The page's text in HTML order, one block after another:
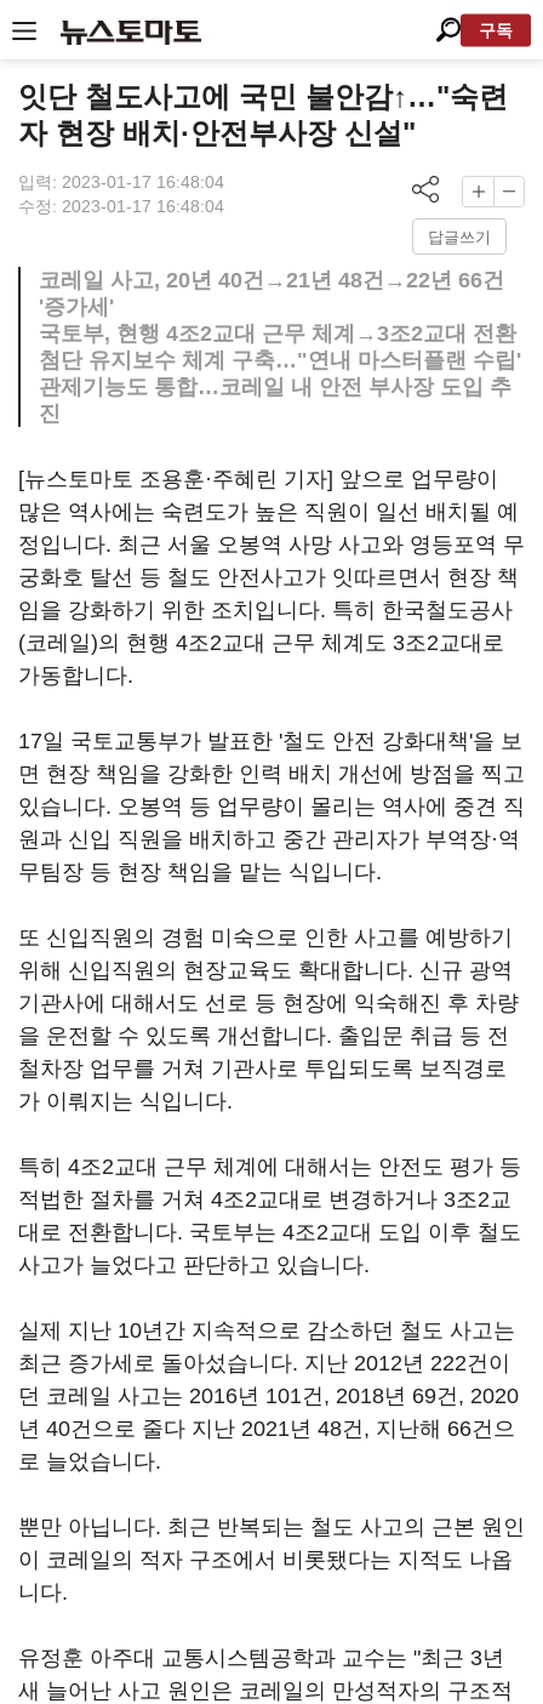
구독
잇단 철도사고에 국민 불안감↑…"숙련
자 현장 배치·안전부사장 신설"
입력: 2023-01-17 16:48:04
수정: 2023-01-17 16:48:04
답글쓰기
코레일 사고, 20년 40건→21년 48건→22년 66건
'증가세'
국토부, 현행 4조2교대 근무 체계→3조2교대 전환
첨단 유지보수 체계 구축…"연내 마스터플랜 수립'
관제기능도 통합…코레일 내 안전 부사장 도입 추
진
[뉴스토마토 조용훈·주혜린 기자] 앞으로 업무량이
많은 역사에는 숙련도가 높은 직원이 일선 배치될 예
정입니다. 최근 서울 오봉역 사망 사고와 영등포역 무
궁화호 탈선 등 철도 안전사고가 잇따르면서 현장 책
임을 강화하기 위한 조치입니다. 특히 한국철도공사
(코레일)의 현행 4조2교대 근무 체계도 3조2교대로
가동합니다.
17일 국토교통부가 발표한 '철도 안전 강화대책'을 보
면 현장 책임을 강화한 인력 배치 개선에 방점을 찍고
있습니다. 오봉역 등 업무량이 몰리는 역사에 중견 직
원과 신입 직원을 배치하고 중간 관리자가 부역장·역
무팀장 등 현장 책임을 맡는 식입니다.
또 신입직원의 경험 미숙으로 인한 사고를 예방하기
위해 신입직원의 현장교육도 확대합니다. 신규 광역
기관사에 대해서도 선로 등 현장에 익숙해진 후 차량
을 운전할 수 있도록 개선합니다. 출입문 취급 등 전
철차장 업무를 거쳐 기관사로 투입되도록 보직경로
가 이뤄지는 식입니다.
특히 4조2교대 근무 체계에 대해서는 안전도 평가 등
적법한 절차를 거쳐 4조2교대로 변경하거나 3조2교
대로 전환합니다. 국토부는 4조2교대 도입 이후 철도
사고가 늘었다고 판단하고 있습니다.
실제 지난 10년간 지속적으로 감소하던 철도 사고는
최근 증가세로 돌아섰습니다. 지난 2012년 222건이
던 코레일 사고는 2016년 101건, 2018년 69건, 2020
년 40건으로 줄다 지난 2021년 48건, 지난해 66건으
로 늘었습니다.
뿐만 아닙니다. 최근 반복되는 철도 사고의 근본 원인
이 코레일의 적자 구조에서 비롯됐다는 지적도 나옵
니다.
유정훈 아주대 교통시스템공학과 교수는 "최근 3년
새 늘어난 사고 원인은 코레일의 만성적자의 구조적